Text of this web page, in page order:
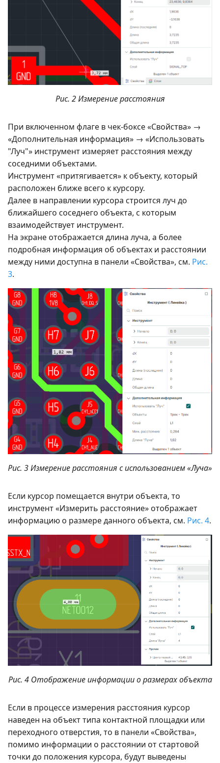
Рис. 2 Измерение расстояния
При включенном флаге в чек-боксе «Свойства» →
«Дополнительная информация» → «Использовать
"Луч"» инструмент измеряет расстояния между
соседними объектами.
Инструмент «притягивается» к объекту, который
расположен ближе всего к курсору.
Далее в направлении курсора строится луч до
ближайшего соседнего объекта, с которым
взаимодействует инструмент.
На экране отображается длина луча, а более
подробная информация об объектах и расстоянии
между ними доступна в панели «Свойства», см. Рис.
3.
Рис. 3 Измерение расстояния с использованием «Луча»
Если курсор помещается внутри объекта, то
инструмент «Измерить расстояние» отображает
информацию о размере данного объекта, см. Рис. 4.
Рис. 4 Отображение информации о размерах объекта
Если в процессе измерения расстояния курсор
наведен на объект типа контактной площадки или
переходного отверстия, то в панели «Свойства»,
помимо информации о расстоянии от стартовой
точки до положения курсора, будут выведены